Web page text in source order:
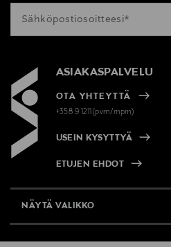
ASIAKASPALVELU
OTA YHTEYTTÄ
+358 9 1211(pvm/mpm)
USEIN KYSYTTYÄ
ETUJEN EHDOT
NÄYTÄ VALIKKO